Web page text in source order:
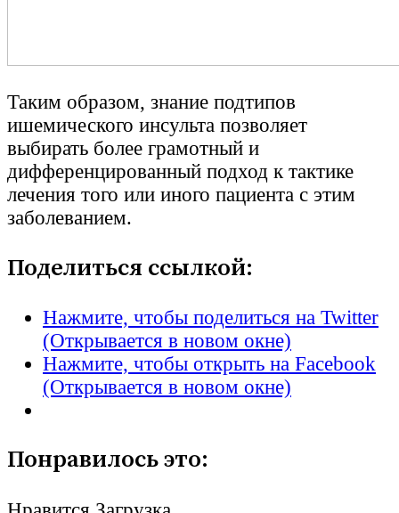
Таким образом, знание подтипов
ишемического инсульта позволяет
выбирать более грамотный и
дифференцированный подход к тактике
лечения того или иного пациента с этим
заболеванием.
Поделиться ссылкой:
Нажмите, чтобы поделиться на Twitter
(Открывается в новом окне)
Нажмите, чтобы открыть на Facebook
(Открывается в новом окне)
Понравилось это: